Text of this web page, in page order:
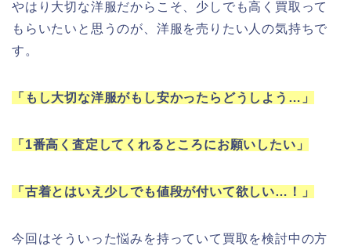
やはり大切な洋服だからこそ、少しでも高く買取って
もらいたいと思うのが、洋服を売りたい人の気持ちで
す。
「もし大切な洋服がもし安かったらどうしよう…」
「1番高く査定してくれるところにお願いしたい」
「古着とはいえ少しでも値段が付いて欲しい…！」
今回はそういった悩みを持っていて買取を検討中の方